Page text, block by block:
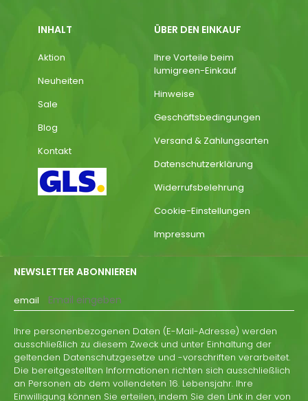
INHALT
Aktion
Neuheiten
Sale
Blog
Kontakt
ÜBER DEN EINKAUF
Ihre Vorteile beim
lumigreen-Einkauf
Hinweise
Geschäftsbedingungen
Versand & Zahlungsarten
Datenschutzerklärung
Widerrufsbelehrung
Cookie-Einstellungen
Impressum
NEWSLETTER ABONNIEREN
email
Ihre personenbezogenen Daten (E-Mail-Adresse) werden
ausschließlich zu diesem Zweck und unter Einhaltung der
geltenden Datenschutzgesetze und -vorschriften verarbeitet.
Die bereitgestellten Informationen richten sich ausschließlich
an Personen ab dem vollendeten 16. Lebensjahr. Ihre
Einwilligung können Sie erteilen, indem Sie den Link in der von